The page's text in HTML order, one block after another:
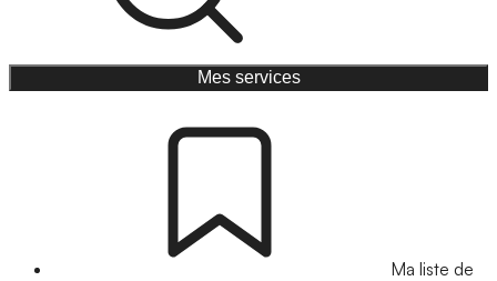
Mes services
Ma liste de